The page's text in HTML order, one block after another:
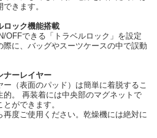
きます。
ロック機能搭載
OFFできる「トラベルロック」を設定
に、バッグやスーツケースの中で誤動
ナーレイヤー
（表面のパッド）は簡単に着脱するこ
的。 再装着には中央部のマグネットで
ができます。
度ご使用ください。乾燥機には絶対に